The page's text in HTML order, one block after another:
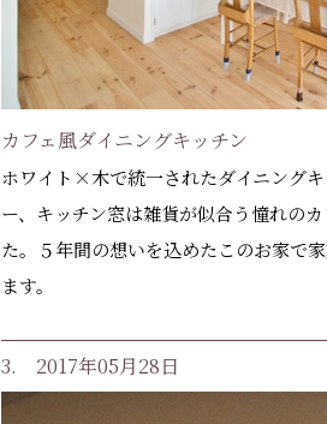
カフェ風ダイニングキッチン
ホワイト×木で統一されたダイニング
ー、キッチン窓は雑貨が似合う憧れの
た。５年間の想いを込めたこのお家で
ます。
3. 2017年05月28日